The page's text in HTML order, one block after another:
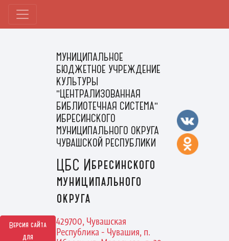
Версия сайта
для
МУНИЦИПАЛЬНОЕ
БЮДЖЕТНОЕ УЧРЕЖДЕНИЕ
КУЛЬТУРЫ
"ЦЕНТРАЛИЗОВАННАЯ
БИБЛИОТЕЧНАЯ СИСТЕМА"
ИБРЕСИНСКОГО
МУНИЦИПАЛЬНОГО ОКРУГА
ЧУВАШСКОЙ РЕСПУБЛИКИ
ЦБС Ибресинского
муниципального
округа
429700, Чувашская
Республика - Чувашия, п.